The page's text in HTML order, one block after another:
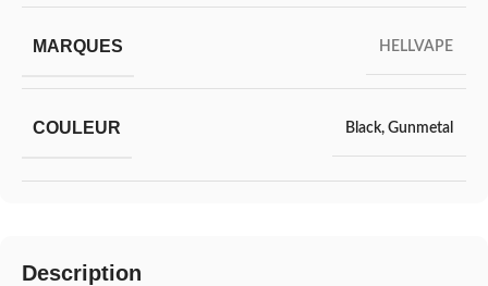
Description
MARQUES HELLVAPE
COULEUR Black, Gunmetal